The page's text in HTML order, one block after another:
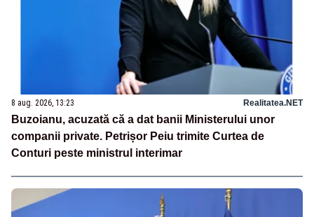
8 aug. 2026, 13:23 Realitatea.NET
Buzoianu, acuzată că a dat banii Ministerului unor
companii private. Petrișor Peiu trimite Curtea de
Conturi peste ministrul interimar